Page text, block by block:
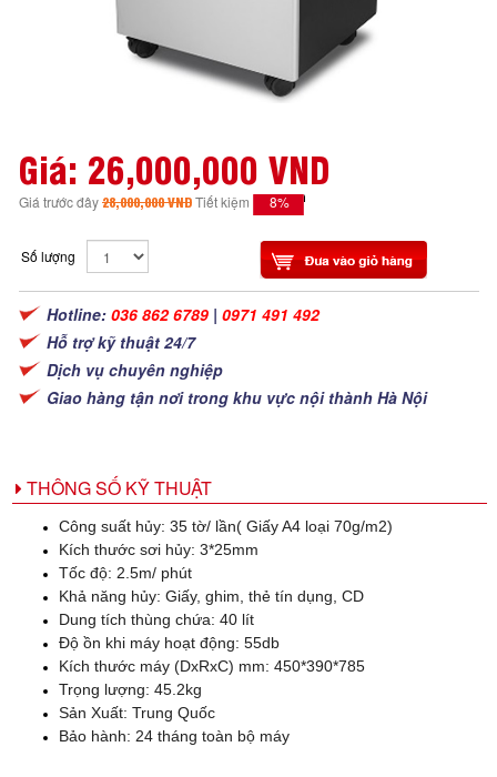
Giá: 26,000,000 VND
Giá trước đây28,000,000 VNDTiết kiệm 8%
Số lượng
Hotline: 036 862 6789 | 0971 491 492
Hỗ trợ kỹ thuật 24/7
Dịch vụ chuyên nghiệp
Giao hàng tận nơi trong khu vực nội thành Hà Nội
THÔNG SỐ KỸ THUẬT
Công suất hủy: 35 tờ/ lần( Giấy A4 loại 70g/m2)
Kích thước sơi hủy: 3*25mm
Tốc độ: 2.5m/ phút
Khả năng hủy: Giấy, ghim, thẻ tín dụng, CD
Dung tích thùng chứa: 40 lít
Độ ồn khi máy hoạt động: 55db
Kích thước máy (DxRxC) mm: 450*390*785
Trọng lượng: 45.2kg
Sản Xuất: Trung Quốc
Bảo hành: 24 tháng toàn bộ máy